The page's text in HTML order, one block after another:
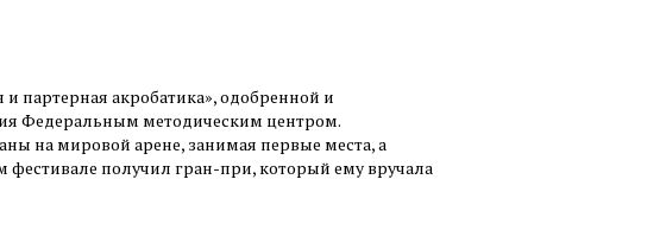
партерная акробатика», одобренной и
Федеральным методическим центром.
на мировой арене, занимая первые места, а
получил гран-при, который ему вручала